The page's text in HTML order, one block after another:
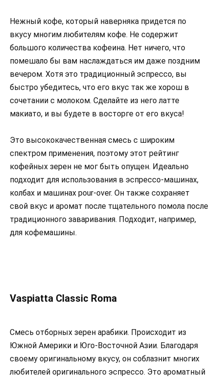
Нежный кофе, который наверняка придется по
вкусу многим любителям кофе. Не содержит
большого количества кофеина. Нет ничего, что
помешало бы вам наслаждаться им даже поздним
вечером. Хотя это традиционный эспрессо, вы
быстро убедитесь, что его вкус так же хорош в
сочетании с молоком. Сделайте из него латте
макиато, и вы будете в восторге от его вкуса!
Это высококачественная смесь с широким
спектром применения, поэтому этот рейтинг
кофейных зерен не мог быть опущен. Идеально
подходит для использования в эспрессо-машинах,
колбах и машинах pour-over. Он также сохраняет
свой вкус и аромат после тщательного помола после
традиционного заваривания. Подходит, например,
для кофемашины.
Vaspiatta Classic Roma
Смесь отборных зерен арабики. Происходит из
Южной Америки и Юго-Восточной Азии. Благодаря
своему оригинальному вкусу, он соблазнит многих
любителей оригинального эспрессо. Это ароматный